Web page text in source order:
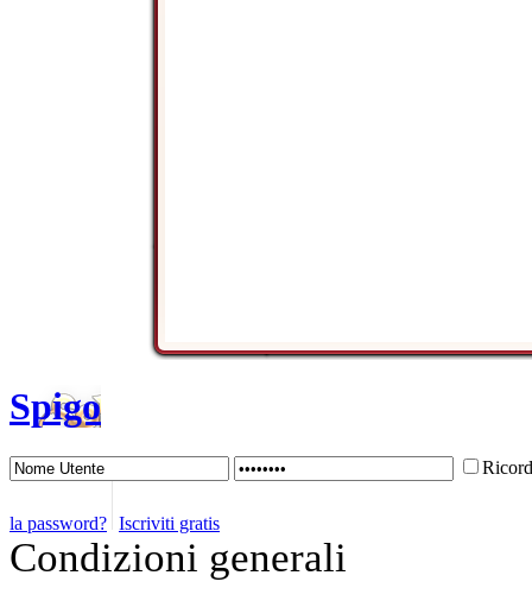
Spigo
la password? Iscriviti gratis
Condizioni generali